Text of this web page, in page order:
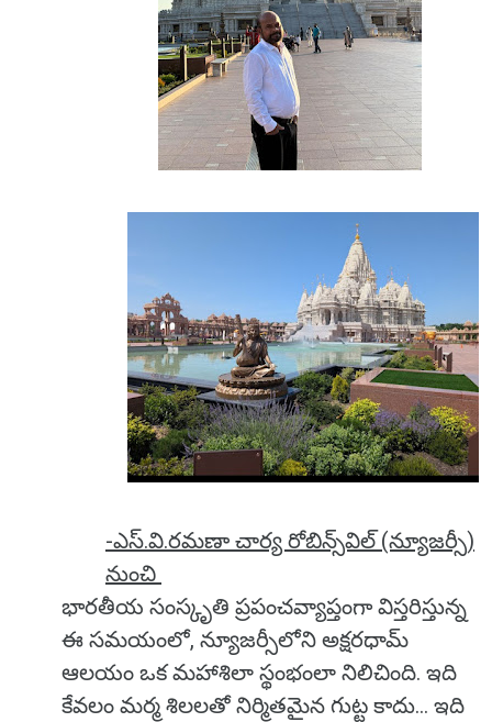
-ఎస్.వి.రమణా చార్య రోబిన్స్‌విల్‌ (న్యూజర్సీ)
నుంచి
భారతీయ సంస్కృతి ప్రపంచవ్యాప్తంగా విస్తరిస్తున్న
ఈ సమయంలో, న్యూజర్సీలోని అక్షరధామ్
ఆలయం ఒక మహాశిలా స్థంభంలా నిలిచింది. ఇది
కేవలం మర్మ శిలలతో నిర్మితమైన గుట్ట కాదు… ఇది